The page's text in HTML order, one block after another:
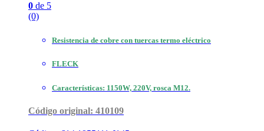
0 de 5
(0)
Resistencia de cobre con tuercas termo eléctrico
FLECK
Características: 1150W, 220V, rosca M12.
Código original: 410109